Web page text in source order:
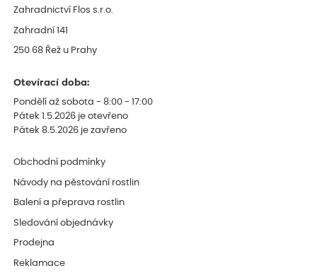
Zahradnictví Flos s.r.o.
Zahradní 141
250 68 Řež u Prahy
Otevírací doba:
Pondělí až sobota - 8:00 - 17:00
Pátek 1.5.2026 je otevřeno
Pátek 8.5.2026 je zavřeno
Obchodní podmínky
Návody na pěstování rostlin
Balení a přeprava rostlin
Sledování objednávky
Prodejna
Reklamace